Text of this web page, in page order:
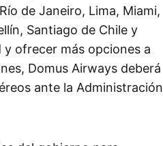
de Janeiro, Lima, Miami,
Santiago de Chile y
ofrecer más opciones a
Domus Airways deberá
ante la Administración